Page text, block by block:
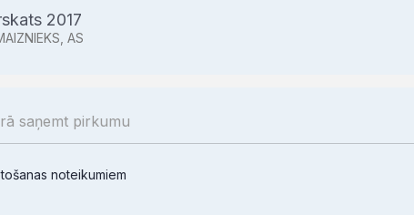
2017
AS
noteikumiem